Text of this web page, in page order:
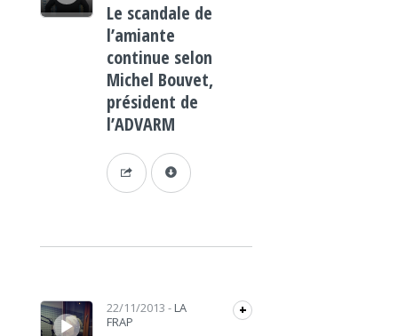
Le scandale de
l’amiante
continue selon
Michel Bouvet,
président de
l’ADVARM
Lecteur audio 22/11/2013 - LA
FRAP
+